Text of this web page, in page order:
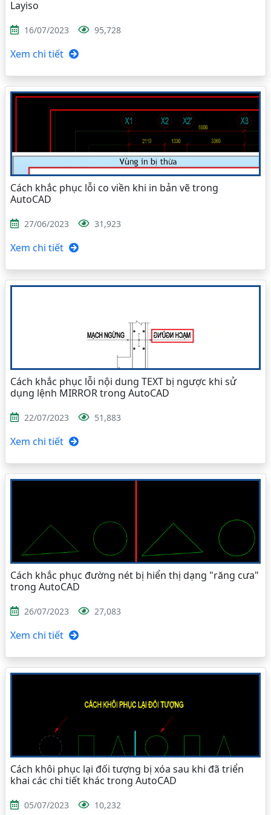
Layiso
16/07/2023 95,728
Xem chi tiết
Cách khắc phục lỗi co viền khi in bản vẽ trong
AutoCAD
27/06/2023 31,923
Xem chi tiết
Cách khắc phục lỗi nội dung TEXT bị ngược khi sử
dụng lệnh MIRROR trong AutoCAD
22/07/2023 51,883
Xem chi tiết
Cách khắc phục đường nét bị hiển thị dạng "răng cưa"
trong AutoCAD
26/07/2023 27,083
Xem chi tiết
Cách khôi phục lại đối tượng bị xóa sau khi đã triển
khai các chi tiết khác trong AutoCAD
05/07/2023 10,232